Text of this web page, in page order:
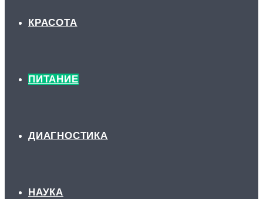
КРАСОТА
ПИТАНИЕ
ДИАГНОСТИКА
НАУКА